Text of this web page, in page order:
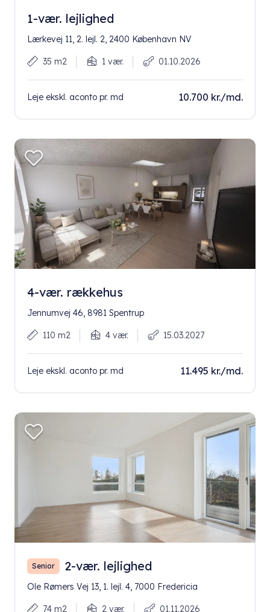
1-vær. lejlighed
Lærkevej 11, 2. lejl. 2, 2400 København NV
35 m2 1 vær. 01.10.2026
Leje ekskl. aconto pr. md 10.700 kr./md.
4-vær. rækkehus
Jennumvej 46, 8981 Spentrup
110 m2 4 vær. 15.03.2027
Leje ekskl. aconto pr. md 11.495 kr./md.
Senior 2-vær. lejlighed
Ole Rømers Vej 13, 1. lejl. 4, 7000 Fredericia
74 m2 2 vær. 01.11.2026